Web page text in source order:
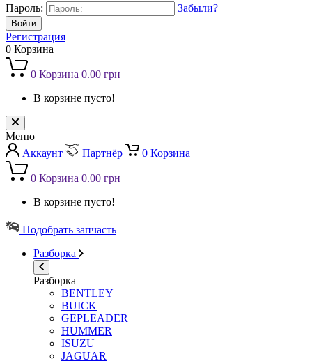
Пароль:
Забыли?
Регистрация
0 Корзина
0 Корзина 0.00 грн
В корзине пусто!
Меню
Аккаунт
Партнёр 0 Корзина
0 Корзина 0.00 грн
В корзине пусто!
Подобрать запчасть
Разборка
Разборка
BENTLEY
BUICK
GEPLEADER
HUMMER
ISUZU
JAGUAR